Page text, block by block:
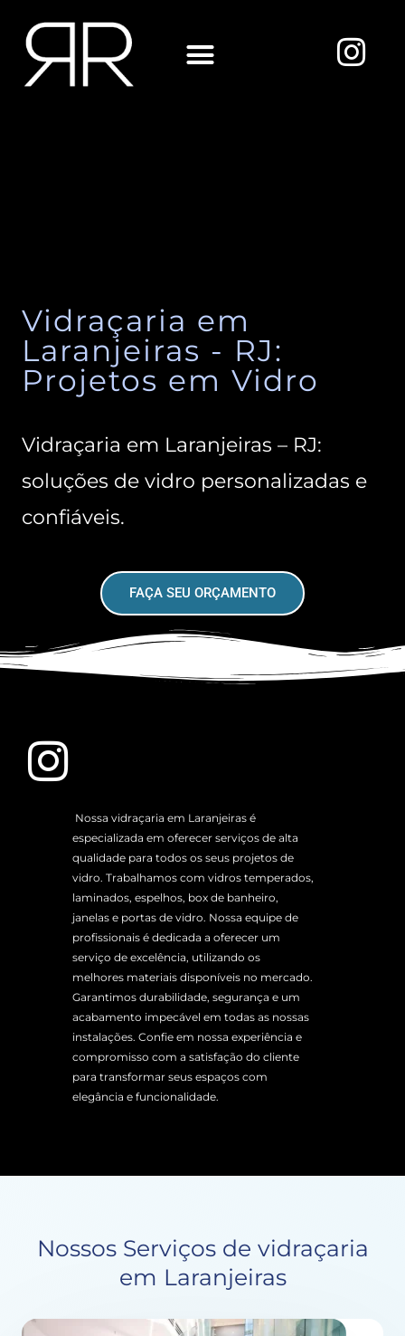
para
conteúdo
I
Vidraçaria em
Laranjeiras - RJ:
Projetos em Vidro
Vidraçaria em Laranjeiras – RJ:
soluções de vidro personalizadas e
confiáveis.
FAÇA SEU ORÇAMENTO
Nossa vidraçaria em Laranjeiras é
especializada em oferecer serviços de alta
qualidade para todos os seus projetos de
vidro. Trabalhamos com vidros temperados,
laminados, espelhos, box de banheiro,
janelas e portas de vidro. Nossa equipe de
profissionais é dedicada a oferecer um
serviço de excelência, utilizando os
melhores materiais disponíveis no mercado.
Garantimos durabilidade, segurança e um
acabamento impecável em todas as nossas
instalações. Confie em nossa experiência e
compromisso com a satisfação do cliente
para transformar seus espaços com
elegância e funcionalidade.
Nossos Serviços de vidraçaria
em Laranjeiras